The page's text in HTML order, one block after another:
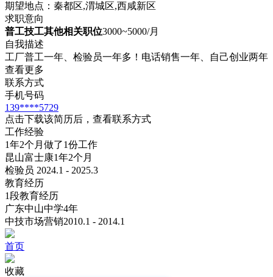
期望地点：秦都区,渭城区,西咸新区
求职意向
普工技工其他相关职位3000~5000/月
自我描述
工厂普工一年、检验员一年多！电话销售一年、自己创业两年
查看更多
联系方式
手机号码
139****5729
点击下载该简历后，查看联系方式
工作经验
1年2个月做了1份工作
昆山富士康1年2个月
检验员 2024.1 - 2025.3
教育经历
1段教育经历
广东中山中学4年
中技市场营销2010.1 - 2014.1
首页
收藏